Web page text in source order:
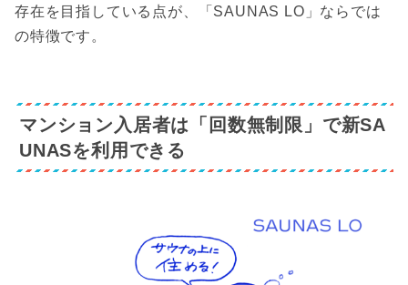
存在を目指している点が、「SAUNAS LO」ならでは
の特徴です。
マンション入居者は「回数無制限」で新SA
UNASを利用できる